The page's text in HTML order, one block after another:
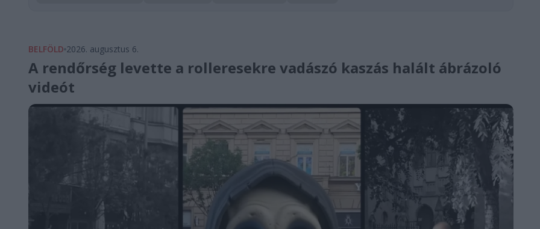
BELFÖLD 2026. augusztus 6.
A rendőrség levette a rolleresekre vadászó kaszás halált ábrázoló
videót